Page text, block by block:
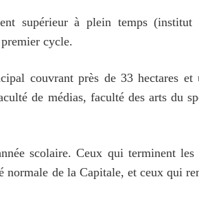
supérieur à plein temps
cycle.
couvrant près de 33 hectares
de médias, faculté des arts du
scolaire. Ceux qui terminent les
de la Capitale, et ceux qui